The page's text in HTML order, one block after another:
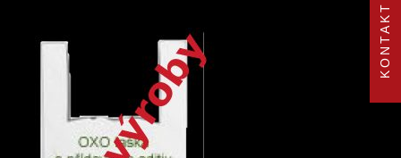
KONTAKT